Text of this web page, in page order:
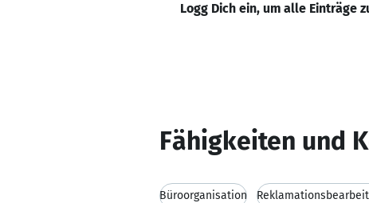
Logg Dich ein, um alle Einträge
Fähigkeiten und
Büroorganisation